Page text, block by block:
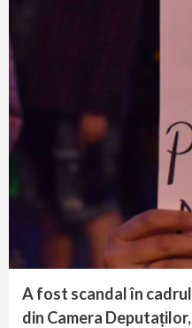
A fost scandal în
din Camera